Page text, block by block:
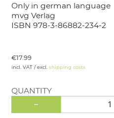
Only in german language
mvg Verlag
ISBN 978-3-86882-234-2
€17.99
incl. VAT / excl. shipping costs
QUANTITY
-